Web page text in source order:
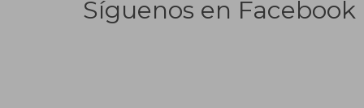
Síguenos en Facebook